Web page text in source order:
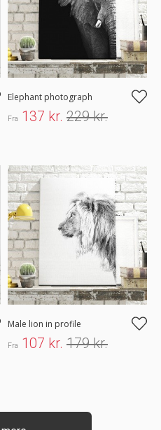
Elephant photograph
Fra 137 kr. 229 kr.
Male lion in profile
Fra 107 kr. 179 kr.